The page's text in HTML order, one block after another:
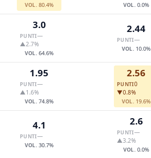
VOL. 80.4% VOL. 0.0%
3.0
PUNTI—
▲2.7%
VOL. 64.6%
2.44
PUNTI—
VOL. 10.0%
1.95
PUNTI—
▲1.6%
VOL. 74.8%
2.56
PUNTI0
▼0.8%
VOL. 19.6%
4.1
PUNTI—
VOL. 30.7%
2.6
PUNTI—
▲3.2%
VOL. 0.0%